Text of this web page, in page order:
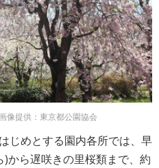
像提供：東京都公園協会
じめとする園内各所では、早
)から遅咲きの里桜類まで、約